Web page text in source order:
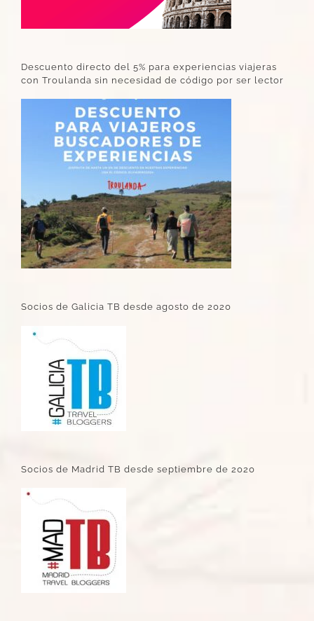
Descuento directo del 5% para experiencias viajeras
con Troulanda sin necesidad de código por ser lector
Socios de Galicia TB desde agosto de 2020
Socios de Madrid TB desde septiembre de 2020